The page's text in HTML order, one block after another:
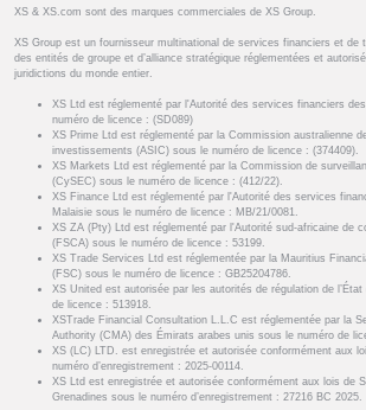
XS & XS.com sont des marques commerciales de XS Group.
XS Group est un fournisseur multinational de services financiers et de
des entités de groupe et d’alliance stratégique réglementées et
juridictions du monde entier.
XS Ltd est réglementé par l'Autorité des services financiers
numéro de licence : (SD089)
XS Prime Ltd est réglementé par la Commission australienne
investissements (ASIC) sous le numéro de licence : (374409).
XS Markets Ltd est réglementé par la Commission de
(CySEC) sous le numéro de licence : (412/22).
XS Finance Ltd est réglementé par l'Autorité des services
Malaisie sous le numéro de licence : MB/21/0081.
XS ZA (Pty) Ltd est réglementé par l'Autorité sud-africaine de
(FSCA) sous le numéro de licence : 53199.
XS Trade Services Ltd est réglementée par la Mauritius
(FSC) sous le numéro de licence : GB25204786.
XS United est autorisée par les autorités de régulation de
de licence : 513918.
XSTrade Financial Consultation L.L.C est réglementée par la
Authority (CMA) des Émirats arabes unis sous le numéro de
XS (LC) LTD. est enregistrée et autorisée conformément aux
numéro d’enregistrement : 2025-00114.
XS Ltd est enregistrée et autorisée conformément aux lois de
Grenadines sous le numéro d’enregistrement : 27216 BC 2025.